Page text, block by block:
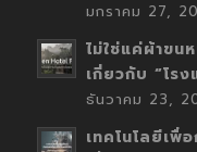
มกราคม 27,
ไม่ใช่แค่ผ้าขน
เกี่ยวกับ “โร
ธันวาคม 23,
เทคโนโลยีเพื่